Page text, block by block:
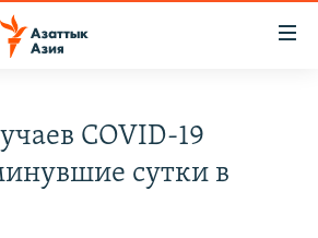
COVID-19
сутки в